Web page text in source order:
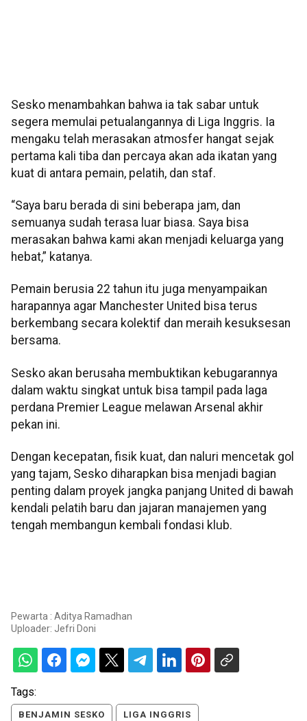
Sesko menambahkan bahwa ia tak sabar untuk
segera memulai petualangannya di Liga Inggris. Ia
mengaku telah merasakan atmosfer hangat sejak
pertama kali tiba dan percaya akan ada ikatan yang
kuat di antara pemain, pelatih, dan staf.
“Saya baru berada di sini beberapa jam, dan
semuanya sudah terasa luar biasa. Saya bisa
merasakan bahwa kami akan menjadi keluarga yang
hebat,” katanya.
Pemain berusia 22 tahun itu juga menyampaikan
harapannya agar Manchester United bisa terus
berkembang secara kolektif dan meraih kesuksesan
bersama.
Sesko akan berusaha membuktikan kebugarannya
dalam waktu singkat untuk bisa tampil pada laga
perdana Premier League melawan Arsenal akhir
pekan ini.
Dengan kecepatan, fisik kuat, dan naluri mencetak gol
yang tajam, Sesko diharapkan bisa menjadi bagian
penting dalam proyek jangka panjang United di bawah
kendali pelatih baru dan jajaran manajemen yang
tengah membangun kembali fondasi klub.
Pewarta : Aditya Ramadhan
Uploader: Jefri Doni
Tags:
BENJAMIN SESKO LIGA INGGRIS